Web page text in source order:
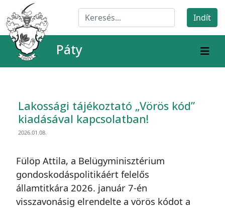
Páty
Lakossági tájékoztató „Vörös kód”
kiadásával kapcsolatban!
2026.01.08.
Fülöp Attila, a Belügyminisztérium
gondoskodáspolitikáért felelős
államtitkára 2026. január 7-én
visszavonásig elrendelte a vörös kódot a